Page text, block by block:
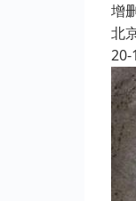
增
北
20-